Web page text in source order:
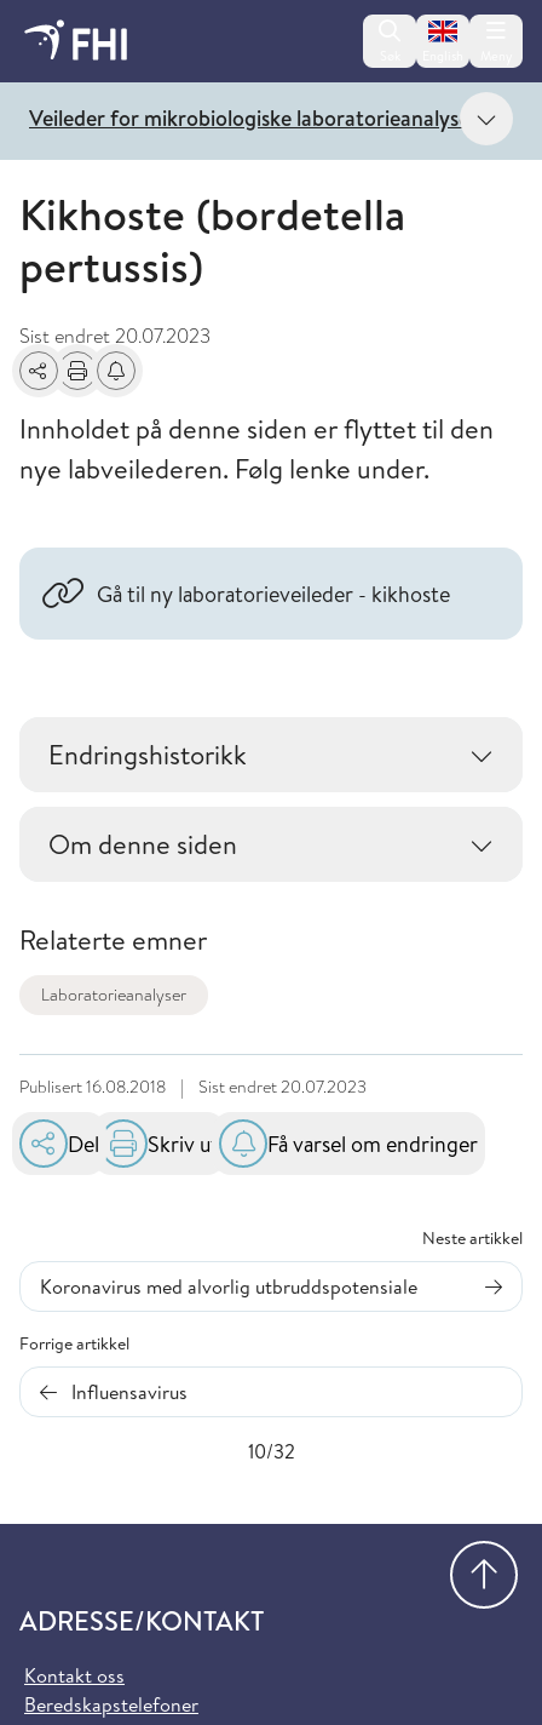
Change
Veileder for mikrobiologiske laboratorieanalyser Vis
Kikhoste (bordetella
pertussis)
Sist endret20.07.2023
Del Skriv utFå varsel om endringer
Innholdet på denne siden er flyttet til den
nye labveilederen. Følg lenke under.
Gå til ny laboratorieveileder - kikhoste
Endringshistorikk
Om denne siden
Relaterte emner
Laboratorieanalyser
Publisert16.08.2018 | Sist endret20.07.2023
Del Skriv ut Få varsel om endringer
Forrige artikkel
Influensavirus
10/32
Neste artikkel
Koronavirus med alvorlig utbruddspotensiale
ADRESSE/KONTAKT
Kontakt oss
Beredskapstelefoner